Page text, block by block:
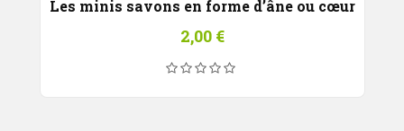
Les minis savons en forme d’âne ou cœur
2,00 €